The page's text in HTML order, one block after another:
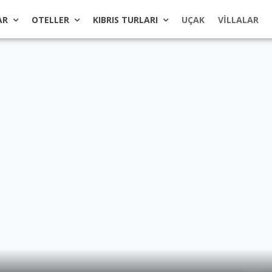
OTELLER KIBRIS TURLARI UÇAK VILLALAR